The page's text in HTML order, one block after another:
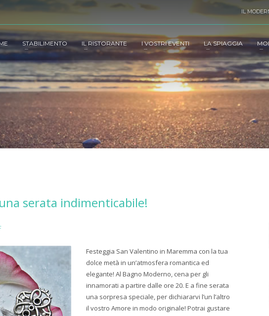
IL
STABILIMENTO IL RISTORANTE I VOSTRI EVENTI LA SPIAGGIA
serata indimenticabile!
Festeggia San Valentino in Maremma con la tua
dolce metà in un’atmosfera romantica ed
elegante! Al Bagno Moderno, cena per gli
innamorati a partire dalle ore 20. E a fine serata
una sorpresa speciale, per dichiararvi l’un l’altro
il vostro Amore in modo originale! Potrai gustare